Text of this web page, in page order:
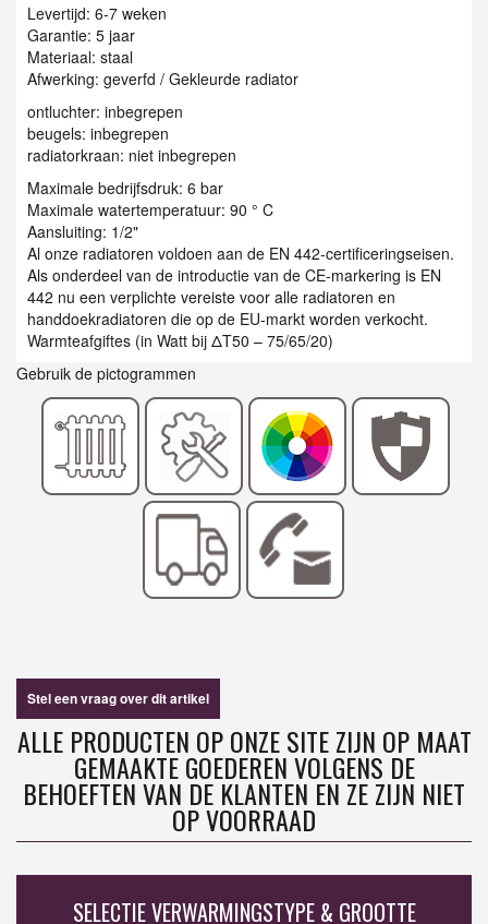
Levertijd: 6-7 weken
Garantie: 5 jaar
Materiaal: staal
Afwerking: geverfd / Gekleurde radiator
ontluchter: inbegrepen
beugels: inbegrepen
radiatorkraan: niet inbegrepen
Maximale bedrijfsdruk: 6 bar
Maximale watertemperatuur: 90 ° C
Aansluiting: 1/2"
Al onze radiatoren voldoen aan de EN 442-certificeringseisen.
Als onderdeel van de introductie van de CE-markering is EN
442 nu een verplichte vereiste voor alle radiatoren en
handdoekradiatoren die op de EU-markt worden verkocht.
Warmteafgiftes (in Watt bij ΔT50 – 75/65/20)
Gebruik de pictogrammen
Stel een vraag over dit artikel
ALLE PRODUCTEN OP ONZE SITE ZIJN OP MAAT
GEMAAKTE GOEDEREN VOLGENS DE
BEHOEFTEN VAN DE KLANTEN EN ZE ZIJN NIET
OP VOORRAAD
SELECTIE VERWARMINGSTYPE & GROOTTE